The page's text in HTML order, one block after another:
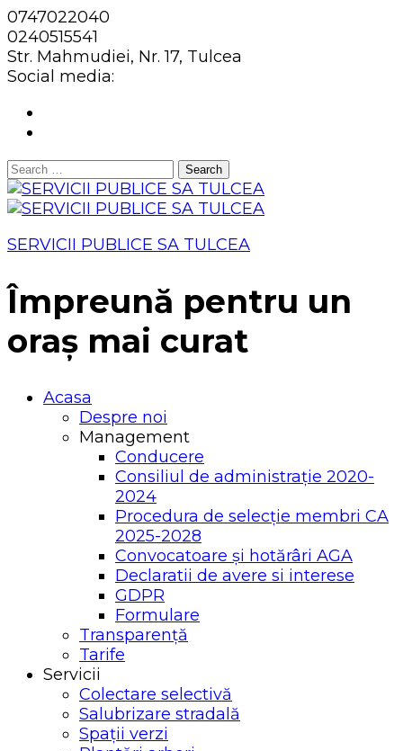
0747022040
0240515541
Str. Mahmudiei, Nr. 17, Tulcea
Social media:
Search
for:
SERVICII PUBLICE SA TULCEA
Împreună pentru un
oraș mai curat
Acasa
Despre noi
Management
Conducere
Consiliul de administrație 2020-
2024
Procedura de selecție membri CA
2025-2028
Convocatoare și hotărâri AGA
Declaratii de avere si interese
GDPR
Formulare
Transparență
Tarife
Servicii
Colectare selectivă
Salubrizare stradală
Spații verzi